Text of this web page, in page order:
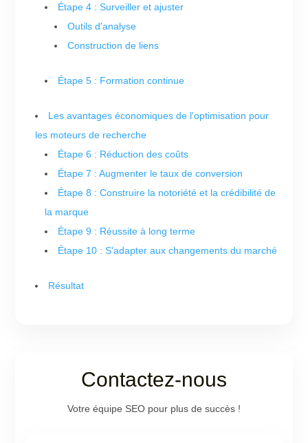
Étape 4 : Surveiller et ajuster
Outils d'analyse
Construction de liens
Étape 5 : Formation continue
Les avantages économiques de l'optimisation pour
les moteurs de recherche
Étape 6 : Réduction des coûts
Étape 7 : Augmenter le taux de conversion
Étape 8 : Construire la notoriété et la crédibilité de
la marque
Étape 9 : Réussite à long terme
Étape 10 : S'adapter aux changements du marché
Résultat
Contactez-nous
Votre équipe SEO pour plus de succès !